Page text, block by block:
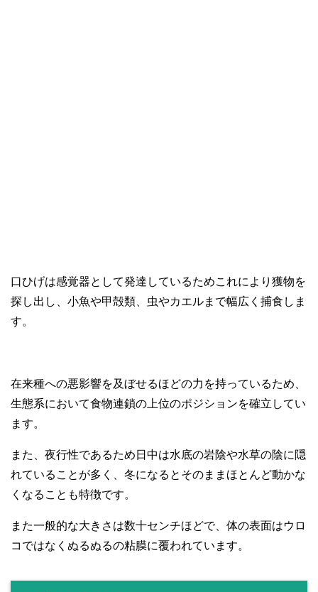
口ひげは感覚器として発達しているためこれにより獲物を
探し出し、小魚や甲殻類、虫やカエルまで幅広く捕食しま
す。
在来種への悪影響を及ぼせるほどの力を持っているため、
生態系において食物連鎖の上位のポジションを確立してい
ます。
また、夜行性であるため日中は水底の岩陰や水草の陰に隠
れていることが多く、冬になるとそのままほとんど動かな
くなることも特徴です。
また一般的な大きさは数十センチほどで、体の表面はウロ
コではなくぬるぬるの粘膜に覆われています。